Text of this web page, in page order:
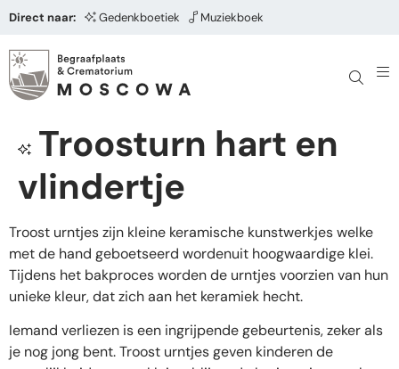
Direct naar: Gedenkboetiek Muziekboek
Troosturn hart en
vlindertje
Troost urntjes zijn kleine keramische kunstwerkjes welke
met de hand geboetseerd wordenuit hoogwaardige klei.
Tijdens het bakproces worden de urntjes voorzien van hun
unieke kleur, dat zich aan het keramiek hecht.
Iemand verliezen is een ingrijpende gebeurtenis, zeker als
je nog jong bent. Troost urntjes geven kinderen de